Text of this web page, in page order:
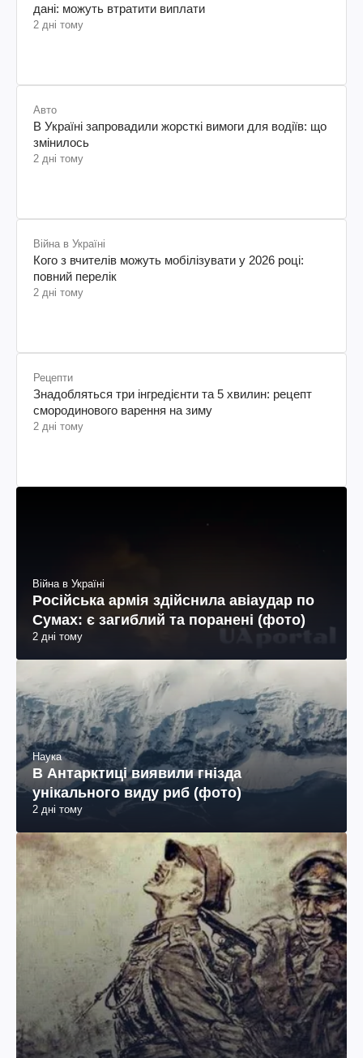
дані: можуть втратити виплати
2 дні тому
Авто
В Україні запровадили жорсткі вимоги для водіїв: що
змінилось
2 дні тому
Війна в Україні
Кого з вчителів можуть мобілізувати у 2026 році:
повний перелік
2 дні тому
Рецепти
Знадобляться три інгредієнти та 5 хвилин: рецепт
смородинового варення на зиму
2 дні тому
Війна в Україні
Російська армія здійснила авіаудар по
Сумах: є загиблий та поранені (фото)
2 дні тому
Наука
В Антарктиці виявили гнізда
унікального виду риб (фото)
2 дні тому